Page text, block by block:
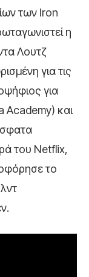
των Iron
η
Λουτζ
για τις
για
Academy) και
του Netflix,
το